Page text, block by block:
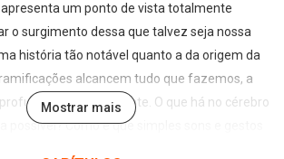
apresenta um ponto de vista totalmente
o surgimento dessa que talvez seja nossa
história tão notável quanto a da origem da
alcancem tudo que fazemos, a
intrigante. O que há no cérebro
possível? Como é que simples sons e gestos
Mostrar mais